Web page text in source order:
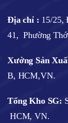
Địa chỉ : 15/25,
41, Phường
Xưởng Sản
B, HCM,VN.
Tổng Kho SG:
HCM, VN.